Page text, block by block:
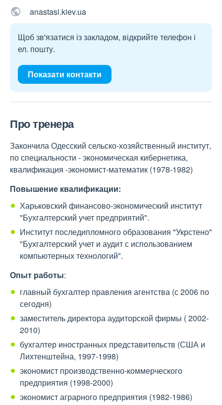
anastasi.kiev.ua
Щоб зв'язатися із закладом, відкрийте телефон і
ел. пошту.
Показати контакти
Про тренера
Закончила Одесский сельско-хозяйственный институт,
по специальности - экономическая кибернетика,
квалификация -экономист-математик (1978-1982)
Повышение квалификации:
Харьковский финансово-экономический институт
"Бухгалтерский учет предприятий".
Институт последипломного образования "Укрстено"
"Бухгалтерский учет и аудит с использованием
компьютерных технологий".
Опыт работы:
главный бухгалтер правления агентства (с 2006 по
сегодня)
заместитель директора аудиторской фирмы ( 2002-
2010)
бухгалтер иностранных представительств (США и
Лихтенштейна, 1997-1998)
экономист производственно-коммерческого
предприятия (1998-2000)
экономист аграрного предприятия (1982-1986)